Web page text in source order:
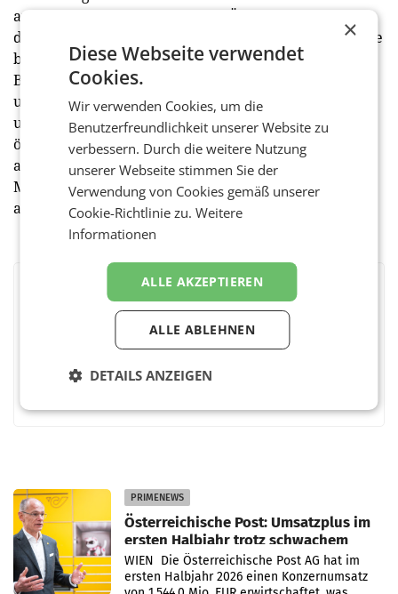
auf die Kapitalstruktur und die Überlebensfähigkeit
der Firmen aus. Der massive Insolvenz-Anstieg gerade
bei kleinen Unternehmen sollte bei der
Bundesregierung alle Alarmglocken schrillen lassen
und zu Taten verleiten. Eine umfassende Abgaben-
und Gebührenreform zur Entlastung der
österreichischen Unternehmen ist überfällig. Relikte
aus den Zeiten Maria Theresias wie die
Mietvertragsgebühr sind nicht mehr zeitgemäß",
appelliert Will an die Bundesregierung. (red)
BEWERTEN SIE DIESEN ARTIKEL
FacebookTwitterMessengerWhatsAppLinkedIn
PRIMENEWS
Österreichische Post: Umsatzplus im
ersten Halbjahr trotz schwachem
Briefgeschäft
WIEN Die Österreichische Post AG hat im
ersten Halbjahr 2026 einen Konzernumsatz
×
Diese Webseite verwendet
Cookies.
Wir verwenden Cookies, um die
Benutzerfreundlichkeit unserer Website zu
verbessern. Durch die weitere Nutzung
unserer Webseite stimmen Sie der
Verwendung von Cookies gemäß unserer
Cookie-Richtlinie zu.Weitere
Informationen
ALLE AKZEPTIEREN
ALLE ABLEHNEN
DETAILS ANZEIGEN